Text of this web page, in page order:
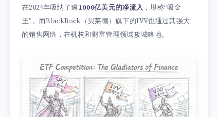
在2024年吸纳了逾1000亿美元的净流入，堪称“吸金
王”。而BlackRock（贝莱德）旗下的IVV也通过其强大
的销售网络，在机构和财富管理领域攻城略地。